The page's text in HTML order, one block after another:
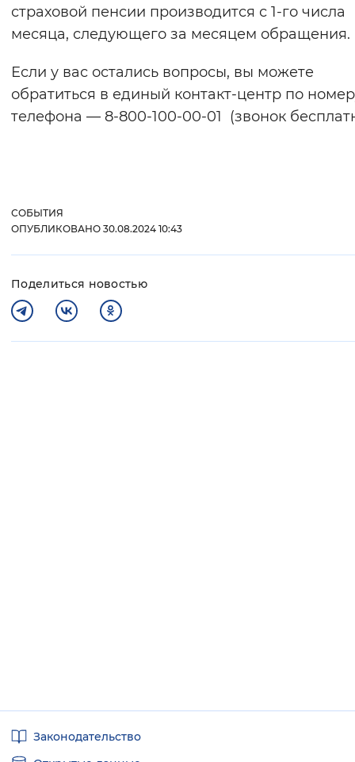
страховой пенсии производится с 1-го числа
месяца, следующего за месяцем обращения.
Если у вас остались вопросы, вы можете
обратиться в единый контакт-центр по
телефона — 8-800-100-00-01 (звонок
СОБЫТИЯ
ОПУБЛИКОВАНО 30.08.2024 10:43
Поделиться новостью
ссылкиЗаконодательство